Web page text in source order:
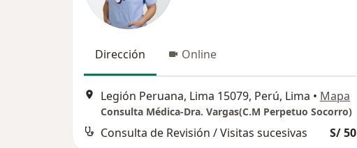
Dirección Online
Legión Peruana, Lima 15079, Perú, Lima • Mapa
Consulta Médica-Dra. Vargas(C.M Perpetuo Socorro)
Consulta de Revisión / Visitas sucesivas S/ 50